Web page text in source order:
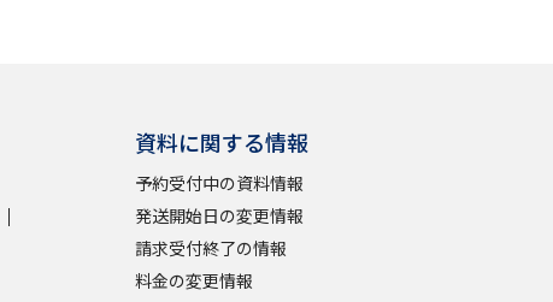
学問の教科書 夢ナビライブ
資料に関する情報
予約受付中の資料情報
発送開始日の変更情報
請求受付終了の情報
料金の変更情報